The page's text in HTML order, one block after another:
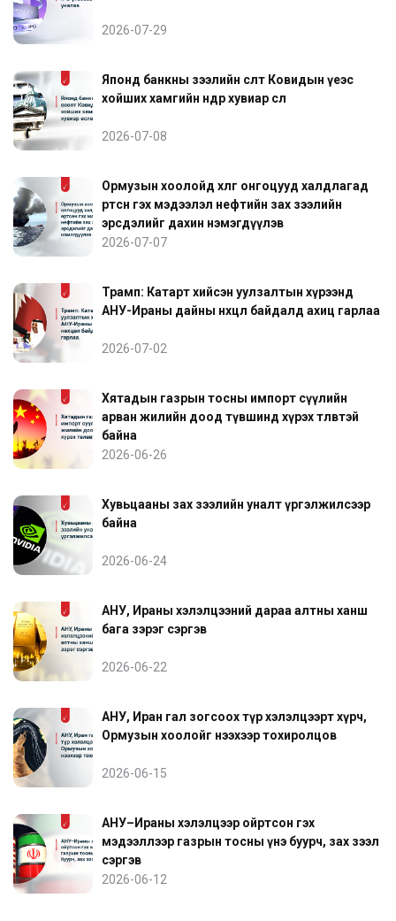
2026-07-29
Японд банкны зээлийн өсөлт Ковидын үеэс
хойших хамгийн өндөр хувиар өслөө
2026-07-08
Ормузын хоолойд хөлөг онгоцууд халдлагад
өртсөн гэх мэдээлэл нефтийн зах зээлийн
эрсдэлийг дахин нэмэгдүүлэв
2026-07-07
Трамп: Катарт хийсэн уулзалтын хүрээнд
АНУ-Ираны дайны нөхцөл байдалд ахиц гарлаа
2026-07-02
Хятадын газрын тосны импорт сүүлийн
арван жилийн доод түвшинд хүрэх төлөвтэй
байна
2026-06-26
Хувьцааны зах зээлийн уналт үргэлжилсээр
байна
2026-06-24
АНУ, Ираны хэлэлцээний дараа алтны ханш
бага зэрэг сэргэв
2026-06-22
АНУ, Иран гал зогсоох түр хэлэлцээрт хүрч,
Ормузын хоолойг нээхээр тохиролцов
2026-06-15
АНУ–Ираны хэлэлцээр ойртсон гэх
мэдээллээр газрын тосны үнэ буурч, зах зээл
сэргэв
2026-06-12